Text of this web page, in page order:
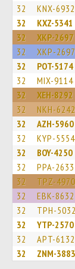
32 KNX-6932
32 KXZ-5341
32 XKP-2697
32 XKP-2697
32 POT-5174
32 MIX-9114
32 XEH-8292
32 NKH-6242
32 AZH-5960
32 KYP-5554
32 BOY-4250
32 PPA-2633
32 TPZ-4970
32 EBK-8632
32 TPH-5032
32 YTP-2570
32 APT-6132
32 ZNM-3883